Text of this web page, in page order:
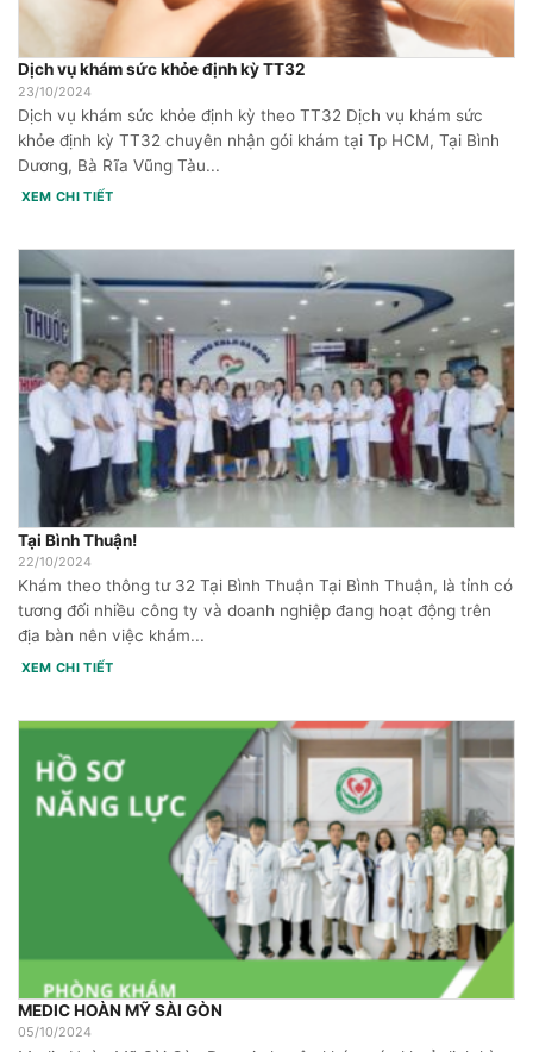
Dịch vụ khám sức khỏe định kỳ TT32
23/10/2024
Dịch vụ khám sức khỏe định kỳ theo TT32 Dịch vụ khám sức
khỏe định kỳ TT32 chuyên nhận gói khám tại Tp HCM, Tại Bình
Dương, Bà Rĩa Vũng Tàu...
XEM CHI TIẾT
Tại Bình Thuận!
22/10/2024
Khám theo thông tư 32 Tại Bình Thuận Tại Bình Thuận, là tỉnh có
tương đối nhiều công ty và doanh nghiệp đang hoạt động trên
địa bàn nên việc khám...
XEM CHI TIẾT
MEDIC HOÀN MỸ SÀI GÒN
05/10/2024